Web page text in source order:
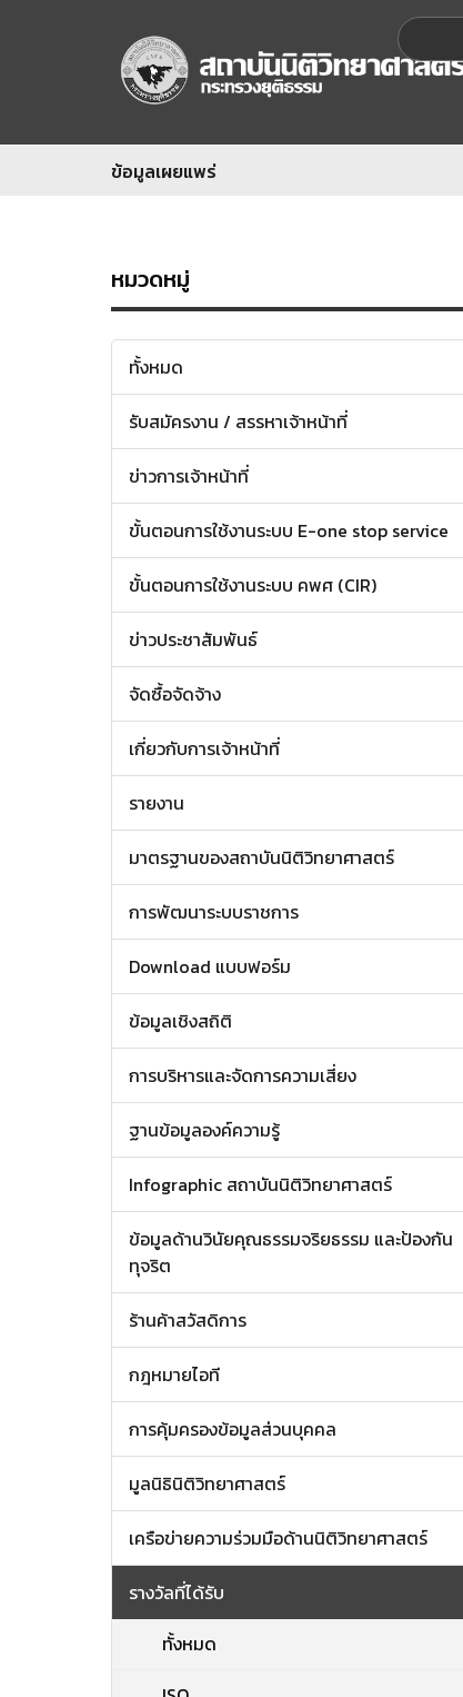
ข้อมูลเผยแพร่
หมวดหมู่
ทั้งหมด
รับสมัครงาน / สรรหาเจ้าหน้าที่
ข่าวการเจ้าหน้าที่
ขั้นตอนการใช้งานระบบ E-one stop service
ขั้นตอนการใช้งานระบบ คพศ (CIR)
ข่าวประชาสัมพันธ์
จัดซื้อจัดจ้าง
เกี่ยวกับการเจ้าหน้าที่
รายงาน
มาตรฐานของสถาบันนิติวิทยาศาสตร์
การพัฒนาระบบราชการ
Download แบบฟอร์ม
ข้อมูลเชิงสถิติ
การบริหารและจัดการความเสี่ยง
ฐานข้อมูลองค์ความรู้
Infographic สถาบันนิติวิทยาศาสตร์
ข้อมูลด้านวินัยคุณธรรมจริยธรรม และป้องกัน
ทุจริต
ร้านค้าสวัสดิการ
กฎหมายไอที
การคุ้มครองข้อมูลส่วนบุคคล
มูลนิธินิติวิทยาศาสตร์
เครือข่ายความร่วมมือด้านนิติวิทยาศาสตร์
รางวัลที่ได้รับ
ทั้งหมด